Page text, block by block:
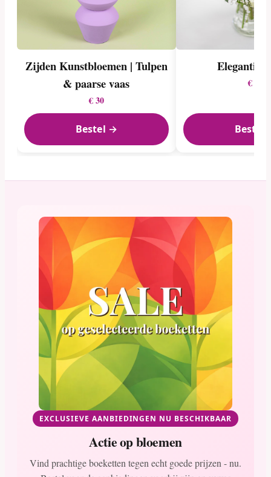
Zijden Kunstbloemen | Tulpen
& paarse vaas
€ 30
Bestel →
Elegantie
€ 20
Bestel
EXCLUSIEVE AANBIEDINGEN NU BESCHIKBAAR
Actie op bloemen
Vind prachtige boeketten tegen echt goede prijzen - nu.